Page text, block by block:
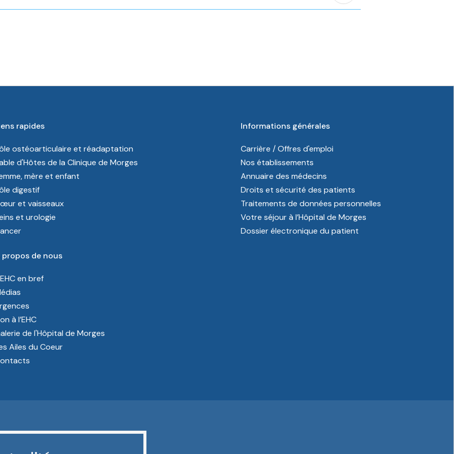
rapides
ostéoarticulaire et réadaptation
d'Hôtes de la Clinique de Morges
mère et enfant
digestif
et vaisseaux
et urologie
Informations générales
Carrière / Offres d'emploi
Nos établissements
Annuaire des médecins
Droits et sécurité des patients
Traitements de données personnelles
Votre séjour à l’Hôpital de Morges
Dossier électronique du patient
propos de nous
en bref
à l’EHC
de l'Hôpital de Morges
Ailes du Coeur